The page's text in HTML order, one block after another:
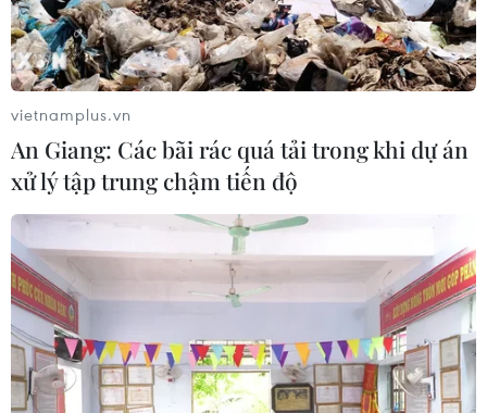
Dịch vụ đa dạng, VPBank báo lãi tới 9.200
tỷ đồng năm 2018
18/01/2019 07:12
Năm 2018, lợi nhuận hợp nhất trước thuế của VPBank
vietnamplus.vn
An Giang: Các bãi rác quá tải trong khi dự án
xử lý tập trung chậm tiến độ